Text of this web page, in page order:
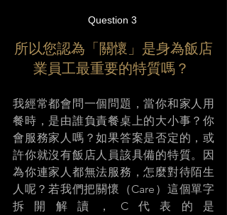
Question 3
所以您認為「關懷」是身為飯店
業員工最重要的特質嗎？
我經常都會問一個問題，當你和家人用
餐時，是由誰負責餐桌上的大小事？你
會服務家人嗎？如果答案是否定的，或
許你就沒有飯店人員該具備的特質。因
為你連家人都無法服務，怎麼對待陌生
人呢？若我們把關懷（Care）這個單字
拆開解讀，C代表的是